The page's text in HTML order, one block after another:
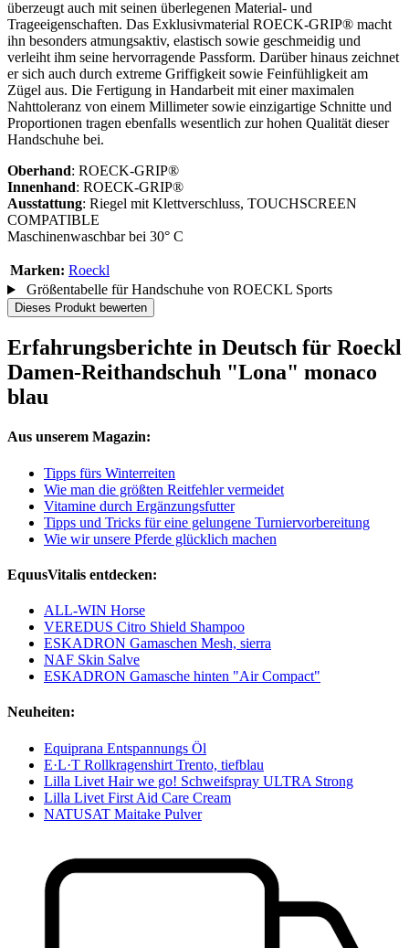
überzeugt auch mit seinen überlegenen Material- und
Trageeigenschaften. Das Exklusivmaterial ROECK-GRIP® macht
ihn besonders atmungsaktiv, elastisch sowie geschmeidig und
verleiht ihm seine hervorragende Passform. Darüber hinaus zeichnet
er sich auch durch extreme Griffigkeit sowie Feinfühligkeit am
Zügel aus. Die Fertigung in Handarbeit mit einer maximalen
Nahttoleranz von einem Millimeter sowie einzigartige Schnitte und
Proportionen tragen ebenfalls wesentlich zur hohen Qualität dieser
Handschuhe bei.
Oberhand: ROECK-GRIP®
Innenhand: ROECK-GRIP®
Ausstattung: Riegel mit Klettverschluss, TOUCHSCREEN
COMPATIBLE
Maschinenwaschbar bei 30° C
Marken: Roeckl
Größentabelle für Handschuhe von ROECKL Sports
Dieses Produkt bewerten
Erfahrungsberichte in Deutsch für Roeckl
Damen-Reithandschuh "Lona" monaco
blau
Aus unserem Magazin:
Tipps fürs Winterreiten
Wie man die größten Reitfehler vermeidet
Vitamine durch Ergänzungsfutter
Tipps und Tricks für eine gelungene Turniervorbereitung
Wie wir unsere Pferde glücklich machen
EquusVitalis entdecken:
ALL-WIN Horse
VEREDUS Citro Shield Shampoo
ESKADRON Gamaschen Mesh, sierra
NAF Skin Salve
ESKADRON Gamasche hinten "Air Compact"
Neuheiten:
Equiprana Entspannungs Öl
E·L·T Rollkragenshirt Trento, tiefblau
Lilla Livet Hair we go! Schweifspray ULTRA Strong
Lilla Livet First Aid Care Cream
NATUSAT Maitake Pulver